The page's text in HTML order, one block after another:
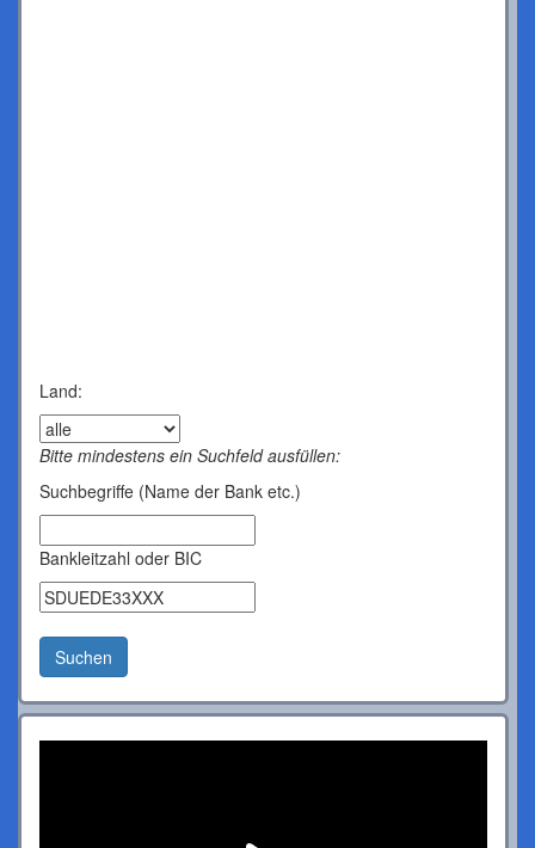
Land:
Bitte mindestens ein Suchfeld ausfüllen:
Suchbegriffe (Name der Bank etc.)
Bankleitzahl oder BIC
Suchen